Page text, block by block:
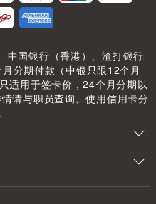
中国银行（香港）、渣打银行
分期付款（中银只限12个月
适用于签卡价，24个月分期以
请与职员查询。使用信用卡分